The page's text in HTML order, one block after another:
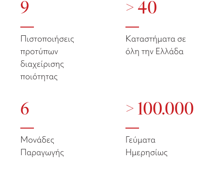
9
Πιστοποιήσεις
προτύπων
διαχείρισης
ποιότητας
> 40
Καταστήματα σε
όλη την Ελλάδα
6
Μονάδες
Παραγωγής
> 100.000
Γεύματα
Ημερησίως